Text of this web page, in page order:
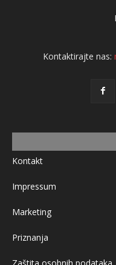
Kontaktirajte nas:
Kontakt
Impressum
Marketing
Priznanja